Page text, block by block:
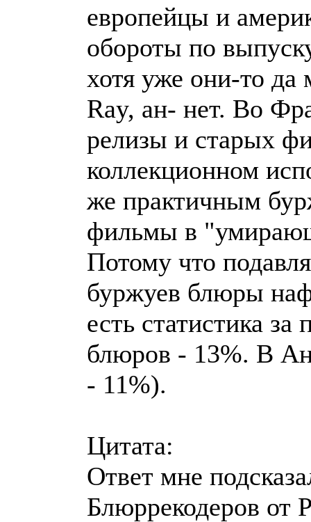
европейцы и
обороты по
хотя уже они-то
Ray, ан- нет. Во
релизы и старых
коллекционном
же практичным
фильмы в
Потому что
буржуев блюры
есть статистика
блюров - 13%. В
- 11%).
Цитата:
Ответ мне
Блюррекодеров от